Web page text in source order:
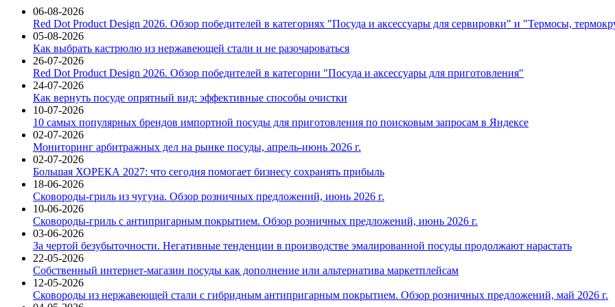
06-08-2026
Red Dot Product Design 2026. Обзор победителей в категориях "Посуда и аксессуары для сервировки" и "Термосы,
05-08-2026
Как выбрать кастрюлю из нержавеющей стали и не разочароваться
26-07-2026
Red Dot Product Design 2026. Обзор победителей в категории "Посуда и аксессуары для приготовления"
24-07-2026
Как вернуть посуде опрятный вид: эффективные способы очистки
10-07-2026
10 самых популярных брендов импортной посуды для приготовления по поисковым запросам в Яндексе
02-07-2026
Мониторинг арбитражных дел на рынке посуды, апрель-июнь 2026 г.
02-07-2026
Большая ХОРЕКА 2027: что сегодня помогает бизнесу сохранять прибыль
18-06-2026
Сковороды-гриль из чугуна. Обзор розничных предложений, июнь 2026 г.
10-06-2026
Сковороды-гриль с антипригарным покрытием. Обзор розничных предложений, июнь 2026 г.
03-06-2026
За чертой безубыточности. Негативные тенденции в производстве эмалированной посуды продолжают нарастать
22-05-2026
Собственный интернет-магазин посуды как дополнение или альтернатива маркетплейсам
12-05-2026
Сковороды из нержавеющей стали с гибридным антипригарным покрытием. Обзор розничных предложений, май 2026 г.